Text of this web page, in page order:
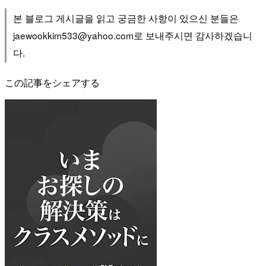
본 블로그 게시글을 읽고 궁금한 사항이 있으신 분들은
jaewookkim533@yahoo.com로 보내주시면 감사하겠습니
다.
この記事をシェアする